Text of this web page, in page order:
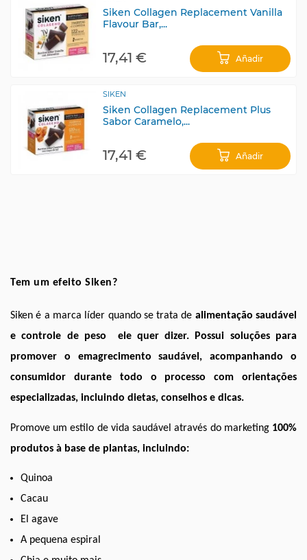
Siken Collagen Replacement Vanilla
Flavour Bar,...
17,41 € Añadir
SIKEN
Siken Collagen Replacement Plus
Sabor Caramelo,...
17,41 € Añadir
Tem um efeito Siken?
Siken é a marca líder quando se trata de alimentação saudável
e controle de peso
ele quer dizer. Possui soluções para
promover o emagrecimento saudável, acompanhando o
consumidor durante todo o processo com orientações
especializadas, incluindo dietas, conselhos e dicas.
Promove um estilo de vida saudável através do marketing 100%
produtos à base de plantas, incluindo:
Quinoa
Cacau
El agave
A pequena espiral